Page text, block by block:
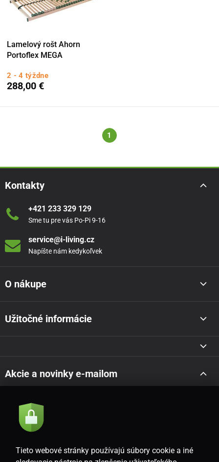
Lamelový rošt Ahorn
Portoflex MEGA
2 - 4 týždne
288,00 €
1
Kontakty
+421 233 329 129
Sme tu pre vás Po-Pi 9-16
service@i-living.cz
Napíšte nám kedykoľvek
O nákupe
Užitočné informácie
Akcie a novinky e-mailom
Súhlasím so
Tieto webové stránky používajú súbory cookie a iné